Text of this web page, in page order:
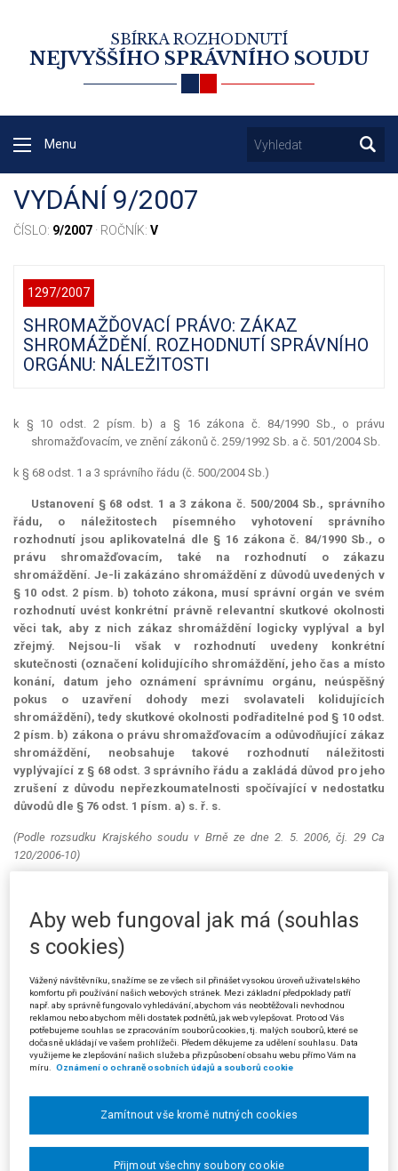
SBÍRKA ROZHODNUTÍ
NEJVYŠŠÍHO SPRÁVNÍHO SOUDU
Menu
VYDÁNÍ 9/2007
ČÍSLO: 9/2007 · ROČNÍK: V
1297/2007
SHROMAŽĎOVACÍ PRÁVO: ZÁKAZ
SHROMÁŽDĚNÍ. ROZHODNUTÍ SPRÁVNÍHO
ORGÁNU: NÁLEŽITOSTI
k § 10 odst. 2 písm. b) a § 16 zákona č. 84/1990 Sb., o právu
shromažďovacím, ve znění zákonů č. 259/1992 Sb. a č. 501/2004 Sb.
k § 68 odst. 1 a 3 správního řádu (č. 500/2004 Sb.)
Ustanovení § 68 odst. 1 a 3 zákona č. 500/2004 Sb., správního
řádu, o náležitostech písemného vyhotovení správního
rozhodnutí jsou aplikovatelná dle § 16 zákona č. 84/1990 Sb., o
právu shromažďovacím, také na rozhodnutí o zákazu
shromáždění. Je-li zakázáno shromáždění z důvodů uvedených v
§ 10 odst. 2 písm. b) tohoto zákona, musí správní orgán ve svém
rozhodnutí uvést konkrétní právně relevantnískutkové okolnosti
věci tak, aby z nich zákaz shromáždění logicky vyplýval a byl
zřejmý. Nejsou-li však v rozhodnutí uvedeny konkrétní
skutečnosti (označení kolidujícího shromáždění, jeho čas a místo
konání, datum jeho oznámení správnímu orgánu, neúspěšný
pokus o uzavření dohody mezi svolavateli kolidujících
shromáždění), tedy skutkové okolnosti podřaditelné pod § 10 odst.
2 písm. b) zákona o právu shromažďovacím a odůvodňující zákaz
shromáždění, neobsahuje takové rozhodnutí náležitosti
vyplývající z § 68 odst. 3 správního řádu a zakládá důvod pro jeho
zrušení z důvodu nepřezkoumatelnosti spočívající v nedostatku
důvodů dle § 76 odst. 1 písm. a) s. ř. s.
(Podle rozsudku Krajského soudu v Brně ze dne 2. 5. 2006, čj. 29 Ca
120/2006-10)
Žalobce se domáhal zrušení rozhodnutí žalovaného ze dne 19. 4.
2006, kterým bylo zakázáno shromáždění, jehož konání bylo oznámeno
ulice J. Svolavatelem tohoto shromáždění byl žalobce, který svoji
oznamovací povinnost splnil dne 19. 4. 2006 v 15.30 hod., kdy oznámení
o konání shromáždění předal žalovanému.
Napadeným rozhodnutím bylo shromáždění zakázáno podle § 10
odst. 2 písm. b) zákona č. 84/1990 Sb., o právu shromažďovacím (dále
zákaz žalovaný vyslovil proto, že dříve mu bylo doručeno oznámení ze
Žalobce v žalobě namítl, že jeho oznámení mělo všechny požadavky
Aby web fungoval jak má (souhlas
s cookies)
Vážený návštěvníku, snažíme se ze všech sil přinášet vysokou úroveň uživatelského
komfortu při používání našich webových stránek. Mezi základní předpoklady patří
např. aby správně fungovalo vyhledávání, abychom vás neobtěžovali nevhodnou
reklamou nebo abychom měli dostatek podnětů, jak web vylepšovat. Proto od Vás
potřebujeme souhlas se zpracováním souborů cookies, tj. malých souborů, které se
dočasně ukládají ve vašem prohlížeči. Předem děkujeme za udělení souhlasu. Data
využijeme ke zlepšování našich služeb a přizpůsobení obsahu webu přímo Vám na
míru.
Oznámení o ochraně osobních údajů a souborů cookie
Zamítnout vše kromě nutných cookies
Přijmout všechny soubory cookie